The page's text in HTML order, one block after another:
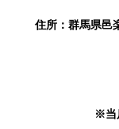
住所：群馬県邑
※当